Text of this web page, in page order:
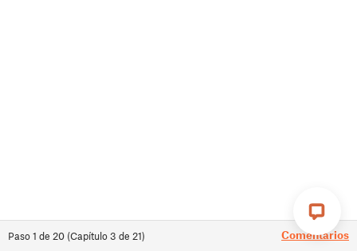
Paso1 de 20 (Capítulo3 de 21) Comentarios